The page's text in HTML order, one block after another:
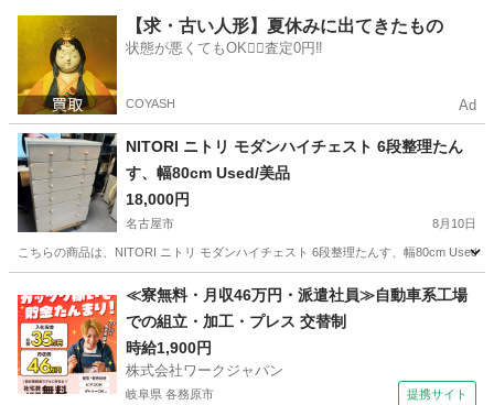
島氏永駅 収納家具 天板
【求・古い人形】夏休みに出てきたもの
状態が悪くてもOK🙆‍♀️査定0円‼️
COYASH Ad
NITORI ニトリ モダンハイチェスト 6段整理たん
す、幅80cm Used/美品
18,000円
名古屋市 8月10日
こちらの商品は、NITORI ニトリ モダンハイチェスト 6段整理たんす、幅80cm
収納家具 たんす
≪寮無料・月収46万円・派遣社員≫自動車系工場
での組立・加工・プレス 交替制
時給1,900円
株式会社ワークジャパン
岐阜県 各務原市 提携サイト